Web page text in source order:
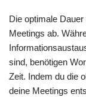
Die optimale
Meetings ab.
sind, benötigen
Zeit. Indem du die
deine Meetings